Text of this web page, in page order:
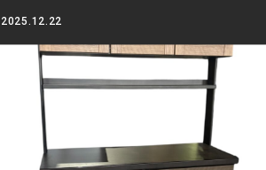
2025.12.22